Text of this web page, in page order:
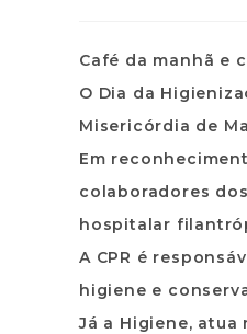
Café da manhã e
O Dia da
Misericórdia de
Em
colaboradores
hospitalar
A CPR é
higiene e
Já a Higiene,